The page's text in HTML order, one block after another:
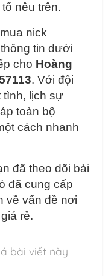
nêu trên.
nick
tin dưới
cho Hoàng
. Với đội
tình, lịch sự
toàn bộ
cách nhanh
đã theo dõi bài
đã cung cấp
về vấn đề nơi
giá rẻ.
bài viết này